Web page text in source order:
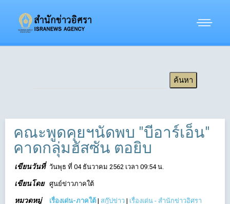
คณะพูดคุยฯนัดพบ "บีอาร์เอ็น"
คาดกลุ่มฮัสซัน ตอยิบ
เขียนวันที่ วันพุธ ที่ 04 ธันวาคม 2562 เวลา 09:54 น.
เขียนโดย ศูนย์ข่าวภาคใต้
หมวดหมู่ เรื่องเด่น-ภาคใต้ | สกู๊ปข่าว | เรื่องเด่น - สำนักข่าวอิศรา